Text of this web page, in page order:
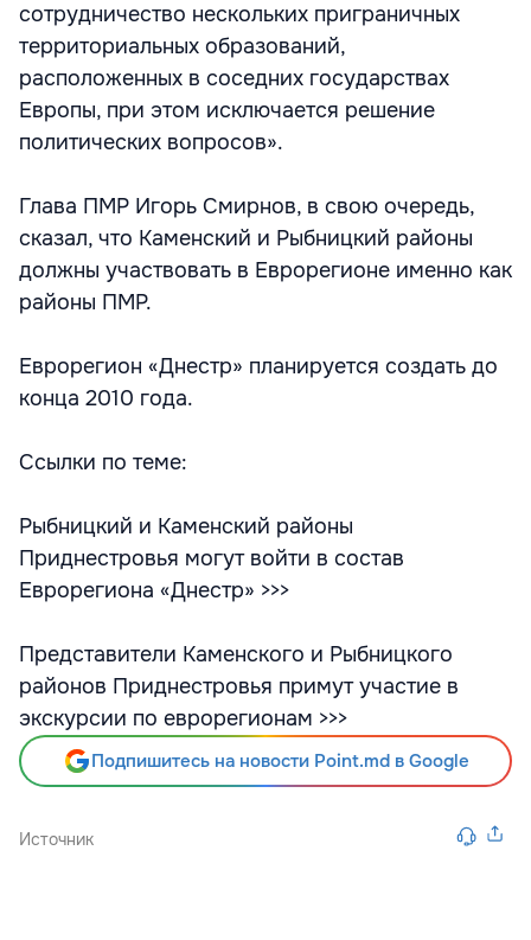
сотрудничество нескольких приграничных
территориальных образований,
расположенных в соседних государствах
Европы, при этом исключается решение
политических вопросов».
Глава ПМР Игорь Смирнов, в свою очередь,
сказал, что Каменский и Рыбницкий районы
должны участвовать в Еврорегионе именно как
районы ПМР.
Еврорегион «Днестр» планируется создать до
конца 2010 года.
Ссылки по теме:
Рыбницкий и Каменский районы
Приднестровья могут войти в состав
Еврорегиона «Днестр» >>>
Представители Каменского и Рыбницкого
районов Приднестровья примут участие в
экскурсии по еврорегионам >>>
Подпишитесь на новости Point.md в Google
Источник